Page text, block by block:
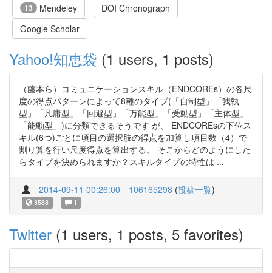
13 Mendeley
DOI Chronograph
Google Scholar
Yahoo!知恵袋 (1 users, 1 posts)
（藤本ら）コミュニケーションスキル（ENDCOREs）の各尺
度の得点パターンによって8種のタイプ(「自制型」「我執
型」「凡庸型」「回避型」「万能型」「受動型」「主体型」
「能動型」)に分類できるそうです が、 ENDCOREsの下位ス
キル(6つ)ごとに項目の選択肢の得点を加算し項目数（4）で
割り算を行い尺度得点を算出する。 そこからどのようにした
らタイプを決められますか？スキルタイプの特性は ...
2014-09-11 00:26:00 106165298 (投稿一覧)
3588 1
Twitter (1 users, 1 posts, 5 favorites)